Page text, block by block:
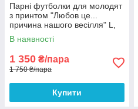
Парні футболки для молодят
з принтом "Любов це...
причина нашого весілля" L,
Білий Push IT
В наявності
1 350 ₴/пара
1 750 ₴/пара
Купити